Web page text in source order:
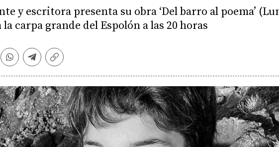
y escritora presenta su obra ‘Del barro al poema’
la carpa grande del Espolón a las 20 horas
Whatsapp
Telegram
Copiar